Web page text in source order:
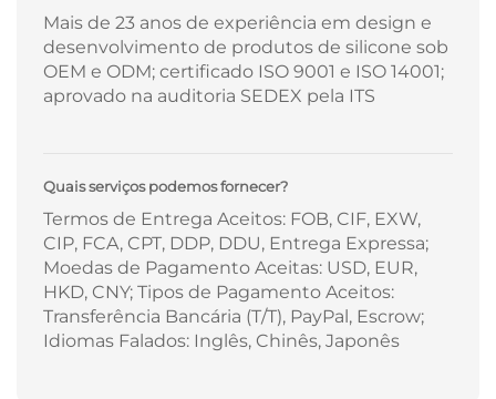
Mais de 23 anos de experiência em design e
desenvolvimento de produtos de silicone sob
OEM e ODM; certificado ISO 9001 e ISO 14001;
aprovado na auditoria SEDEX pela ITS
Quais serviços podemos fornecer?
Termos de Entrega Aceitos: FOB, CIF, EXW,
CIP, FCA, CPT, DDP, DDU, Entrega Expressa;
Moedas de Pagamento Aceitas: USD, EUR,
HKD, CNY; Tipos de Pagamento Aceitos:
Transferência Bancária (T/T), PayPal, Escrow;
Idiomas Falados: Inglês, Chinês, Japonês